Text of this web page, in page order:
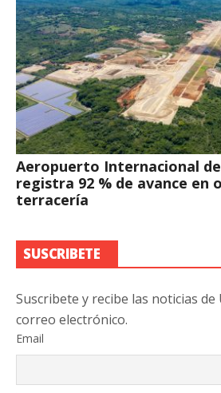
Aeropuerto Internacional
registra 92 % de avance en
terracería
SUSCRIBETE
Suscribete y recibe las noticias
correo electrónico.
Email